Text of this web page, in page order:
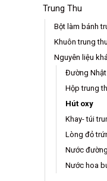
Trung Thu
Bột làm bánh
Khuôn trung thu
Nguyên liệu
Đường Nhật
Hộp trung
Hút oxy
Khay- túi
Lòng đỏ
Nước
Nước hoa